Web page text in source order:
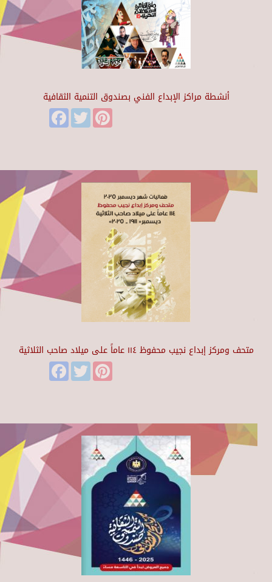
أنشطة مراكز الإبداع الفني بصندوق التنمية الثقافية
FacebookTwitter
متحف ومركز إبداع نجيب محفوظ ١١٤ عاماً على ميلاد صاحب الثلاثية
FacebookTwitter